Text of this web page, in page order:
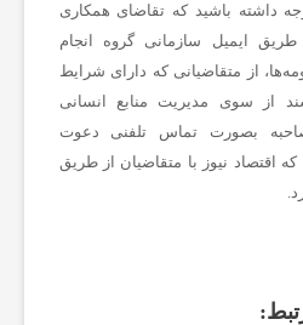
داشته باشید که تقاضای همکاری
ایمیل سازمانی گروه انجام
از متقاضیانی که دارای شرایط
از سوی مدیریت منابع انسانی
بصورت تماس تلفنی دعوت
اقتصاد نیوز با متقاضیان از طریق